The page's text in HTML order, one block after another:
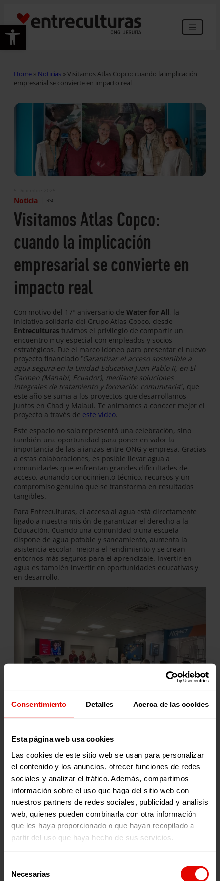
Consentimiento Detalles Acerca de las cookies
Esta página web usa cookies
Las cookies de este sitio web se usan para personalizar
el contenido y los anuncios, ofrecer funciones de redes
sociales y analizar el tráfico. Además, compartimos
información sobre el uso que haga del sitio web con
nuestros partners de redes sociales, publicidad y análisis
web, quienes pueden combinarla con otra información
que les haya proporcionado o que hayan recopilado a
partir del uso que haya hecho de sus servicios.
Necesarias
Abrir barra de herramientas
Home » Noticias »Visitamos Atlas Copco: cuando la implicación
empresarial se convierte en impacto real
Noticia RSC
Visitamos Atlas Copco:
cuando la implicación
empresarial se convierte en
impacto real
Con motivo del 17º aniversario de Water for All, la
iniciativa solidaria del Grupo Atlas Copco, desde
Entreculturas tuvimos el privilegio de compartir un
encuentro muy especial con empleados y socios
estratégicos. Fue el marco idóneo para presentar el nuevo
proyecto financiado “Garantizar el acceso sostenible a
agua segura en la Unidad Educativa Juan Pablo II, en El
Carmen (Manabí, Ecuador), mediante soluciones
integrales de tratamiento y formación comunitaria”, que
este año se suma a los proyectos que desarrollamos
juntos en Chad y Malaui. Te animamos a conocer mejor el
proyecto a través de este vídeo.
Este espacio no solo representó una celebración, sino
también una oportunidad para poner en valor la
importancia de las alianzas entre ONG y empresa. Gracias
a estas colaboraciones, es posible llevar agua a
comunidades que enfrentan grandes dificultades de
acceso, aunando conocimiento técnico, recursos y un
compromiso genuino que se transforma en resultados
tangibles.
Para Entreculturas, el acceso al agua está directamente
ligado a nuestra misión de garantizar el derecho a la
Educación. Cuando una comunidad o una escuela
dispone de agua potable y saneamiento, aumenta la
asistencia escolar, mejora el rendimiento y se crean
entornos más seguros para el aprendizaje. Invertir en
agua es también invertir en oportunidades educativas y
en desarrollo.
La experiencia de trabajo con empresas como Atlas Copco
nos demuestra que la colaboración estratégica multiplica
el impacto. La implicación activa de las y los empleados,
el respaldo corporativo y la visión compartida permiten
que cada proyecto gane alcance, sostenibilidad y
eficiencia.
Además de los efectos directos sobre las comunidades,
estas iniciativas fortalecen la cultura corporativa,
alimentan el sentido de pertenencia, promueven la
solidaridad interna y consolidan la responsabilidad social
una organización hacia su entorno.